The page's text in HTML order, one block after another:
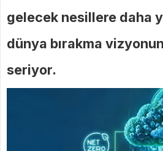
gelecek nesillere daha
dünya bırakma
seriyor.